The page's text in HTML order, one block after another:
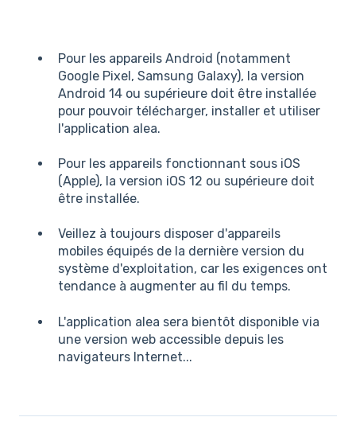
Pour les appareils Android (notamment
Google Pixel, Samsung Galaxy), la version
Android 14 ou supérieure doit être installée
pour pouvoir télécharger, installer et utiliser
l'application alea.
Pour les appareils fonctionnant sous iOS
(Apple), la version iOS 12 ou supérieure doit
être installée.
Veillez à toujours disposer d'appareils
mobiles équipés de la dernière version du
système d'exploitation, car les exigences ont
tendance à augmenter au fil du temps.
L'application alea sera bientôt disponible via
une version web accessible depuis les
navigateurs Internet...